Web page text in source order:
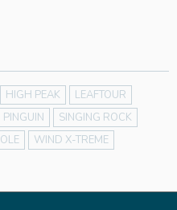
HIGH PEAK
LEAFTOUR
PINGUIN
SINGING ROCK
WIND X-TREME